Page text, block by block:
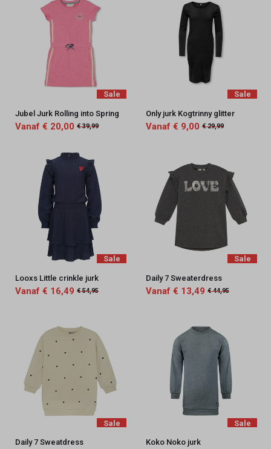
Sale
Jubel Jurk Rolling into Spring
Vanaf € 20,00 € 39,99
Sale
Only jurk Kogtrinny glitter
Vanaf € 9,00 € 29,99
Sale
Looxs Little crinkle jurk
Vanaf € 16,49 € 54,95
Sale
Daily 7 Sweaterdress
Vanaf € 13,49 € 44,95
Sale
Daily 7 Sweatdress
Sale
Koko Noko jurk